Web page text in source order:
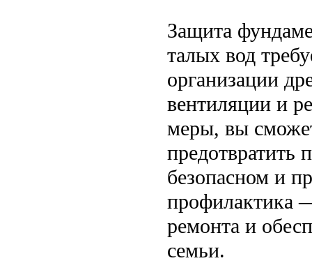
Защита
талых вод
организации
вентиляции и
меры, вы
предотвратить
безопасном и
профилактика
ремонта и
семьи.